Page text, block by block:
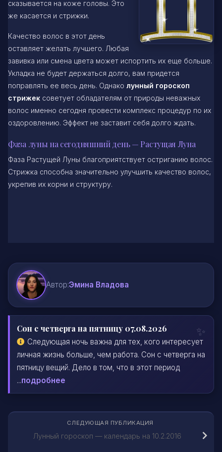
сказывается на коже головы. Это
же касается и стрижки.
Качество волос в этот день
оставляет желать лучшего. Любая
завивка или смена цвета может испортить их еще больше.
Укладка не будет держаться долго, вам придется
поправлять ее весь день. Однако лунный гороскоп
стрижек советует обладателям от природы неважных
волос именно сегодня провести комплекс процедур по их
оздоровлению. Эффект не заставит себя долго ждать.
Фаза луны на сегодняшний день — Растущая Луна
Фаза Растущей Луны благоприятствует остриганию волос.
Стрижка способна значительно улучшить качество волос,
укрепив их корни и структуру.
Автор:Эмина Владова
Сон с четверга на пятницу 07.08.2026
Следующая ночь важна для тех, кого интересует
личная жизнь больше, чем работа. Сон с четверга на
пятницу вещий. Дело в том, что в этот период
...подробнее
СЛЕДУЮЩАЯ ПУБЛИКАЦИЯ
Лунный гороскоп — календарь на 10.2.2016